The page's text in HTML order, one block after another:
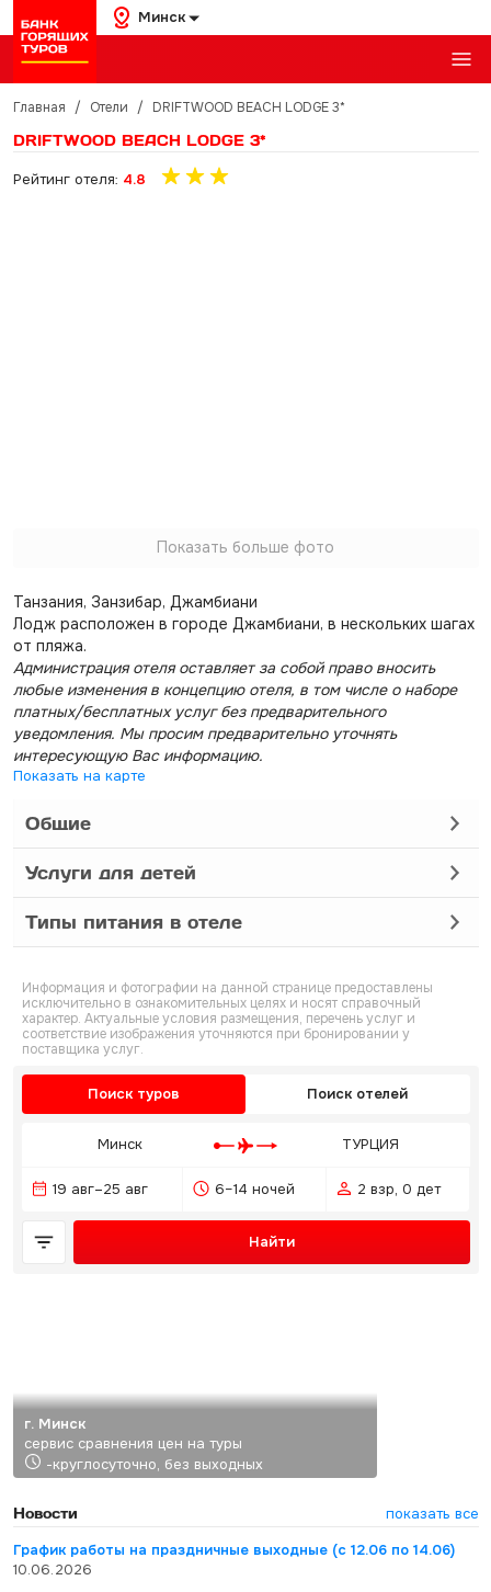
Минск
Главная / Отели / DRIFTWOOD BEACH LODGE 3*
DRIFTWOOD BEACH LODGE 3*
Рейтинг отеля: 4.8
Показать больше фото
Танзания, Занзибар, Джамбиани
Лодж расположен в городе Джамбиани, в нескольких шагах
от пляжа.
Администрация отеля оставляет за собой право вносить
любые изменения в концепцию отеля, в том числе о наборе
платных/бесплатных услуг без предварительного
уведомления. Мы просим предварительно уточнять
интересующую Вас информацию.
Показать на карте
Общие
Услуги для детей
Типы питания в отеле
Информация и фотографии на данной странице предоставлены
исключительно в ознакомительных целях и носят справочный
характер. Актуальные условия размещения, перечень услуг и
соответствие изображения уточняются при бронировании у
поставщика услуг.
Поиск туров Поиск отелей
Минск ТУРЦИЯ
19 авг–25 авг 6–14 ночей 2 взр, 0 дет
Найти
г. Минск
сервис сравнения цен на туры
-круглосуточно, без выходных
Новости
показать все
График работы на праздничные выходные (с 12.06 по 14.06)
10.06.2026